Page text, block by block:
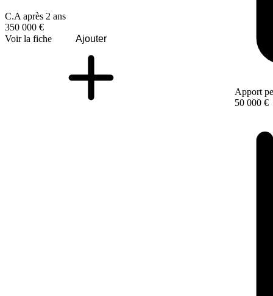
C.A après 2 ans
350 000 €
Voir la fiche
Ajouter
Apport
50 000 €